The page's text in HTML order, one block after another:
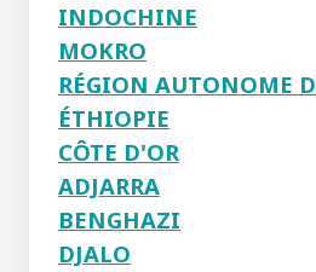
INDOCHINE
MOKRO
RÉGION AUTONOME
ÉTHIOPIE
CÔTE D'OR
ADJARRA
BENGHAZI
DJALO